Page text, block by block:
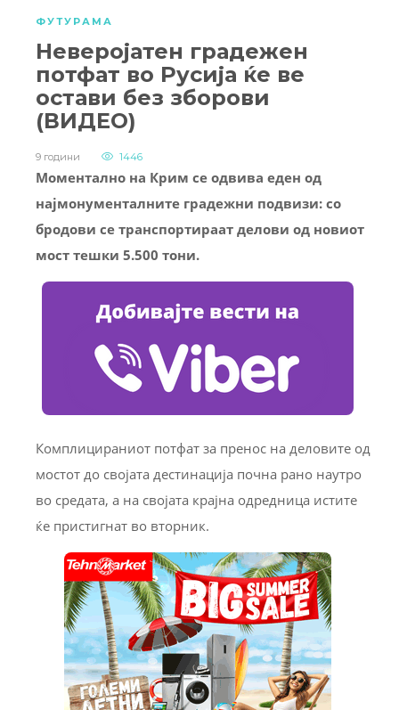
ФУТУРАМА
Неверојатен градежен
потфат во Русија ќе ве
остави без зборови
(ВИДЕО)
9 години 1446
Моментално на Крим се одвива еден од
најмонументалните градежни подвизи: со
бродови се транспортираат делови од новиот
мост тешки 5.500 тони.
Комплицираниот потфат за пренос на деловите од
мостот до својата дестинација почна рано наутро
во средата, а на својата крајна одредница истите
ќе пристигнат во вторник.